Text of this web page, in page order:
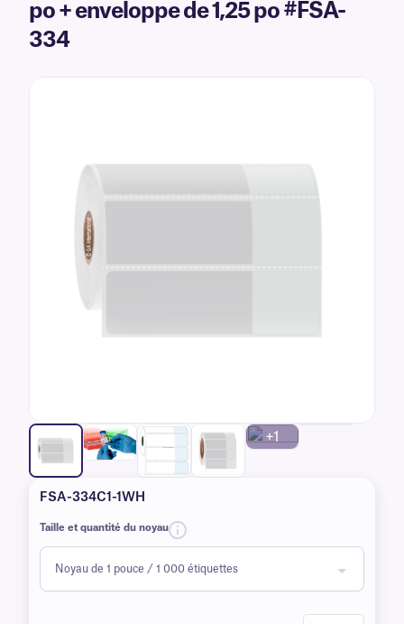
po + enveloppe de 1,25 po #FSA-
334
+1
FSA-334C1-1WH
Taille et quantité du noyau